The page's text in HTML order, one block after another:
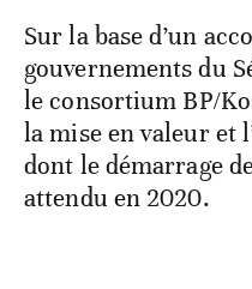
Sur la base d’un
gouvernements du
le consortium BP/
la mise en valeur et
dont le démarrage
attendu en 2020.